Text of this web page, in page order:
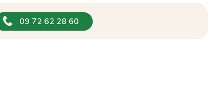
09 72 62 28 60